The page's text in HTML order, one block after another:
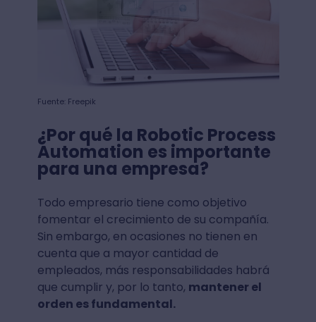
Fuente: Freepik
¿Por qué la Robotic Process
Automation es importante
para una empresa?
Todo empresario tiene como objetivo
fomentar el crecimiento de su compañía.
Sin embargo, en ocasiones no tienen en
cuenta que a mayor cantidad de
empleados, más responsabilidades habrá
que cumplir y, por lo tanto, mantener el
orden es fundamental.